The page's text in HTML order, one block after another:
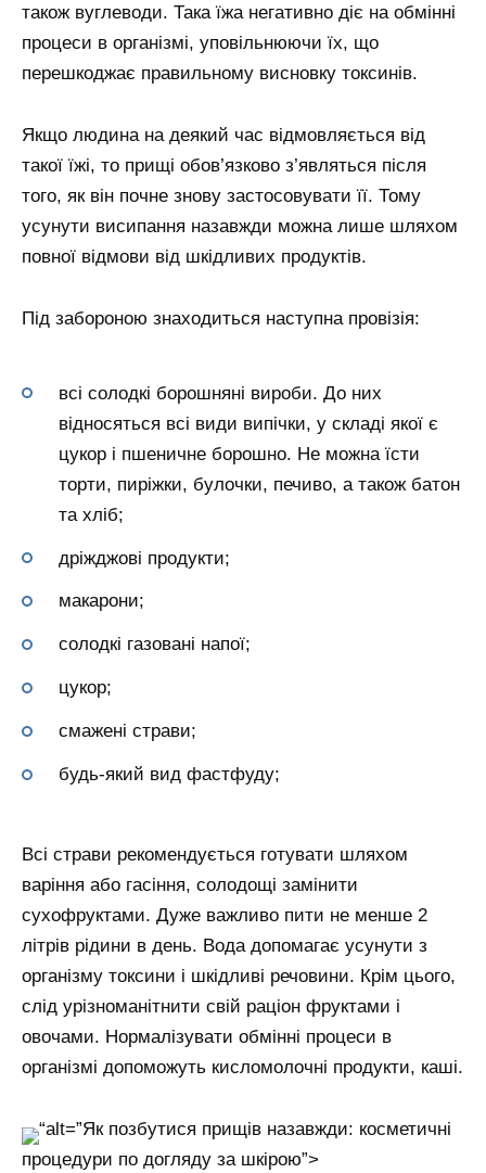
також вуглеводи. Така їжа негативно діє на обмінні
процеси в організмі, уповільнюючи їх, що
перешкоджає правильному висновку токсинів.
Якщо людина на деякий час відмовляється від
такої їжі, то прищі обов’язково з’являться після
того, як він почне знову застосовувати її. Тому
усунути висипання назавжди можна лише шляхом
повної відмови від шкідливих продуктів.
Під забороною знаходиться наступна провізія:
всі солодкі борошняні вироби. До них
відносяться всі види випічки, у складі якої є
цукор і пшеничне борошно. Не можна їсти
торти, пиріжки, булочки, печиво, а також батон
та хліб;
дріжджові продукти;
макарони;
солодкі газовані напої;
цукор;
смажені страви;
будь-який вид фастфуду;
Всі страви рекомендується готувати шляхом
варіння або гасіння, солодощі замінити
сухофруктами. Дуже важливо пити не менше 2
літрів рідини в день. Вода допомагає усунути з
організму токсини і шкідливі речовини. Крім цього,
слід урізноманітнити свій раціон фруктами і
овочами. Нормалізувати обмінні процеси в
організмі допоможуть кисломолочні продукти, каші.
“alt=”Як позбутися прищів назавжди: косметичні
процедури по догляду за шкірою”>